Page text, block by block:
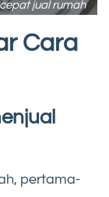
jual rumah
Cara
pertama-